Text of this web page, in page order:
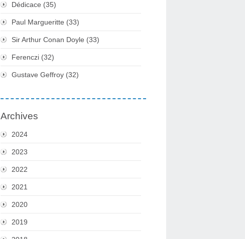
Dédicace (35)
Paul Margueritte (33)
Sir Arthur Conan Doyle (33)
Ferenczi (32)
Gustave Geffroy (32)
Archives
2024
2023
2022
2021
2020
2019